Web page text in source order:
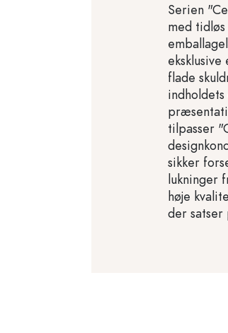
Serien
med
flade
tilpasser
sikker
lukninger
høje
der satser